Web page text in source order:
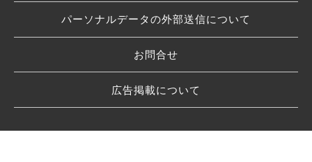
パーソナルデータの外部送信について
お問合せ
広告掲載について